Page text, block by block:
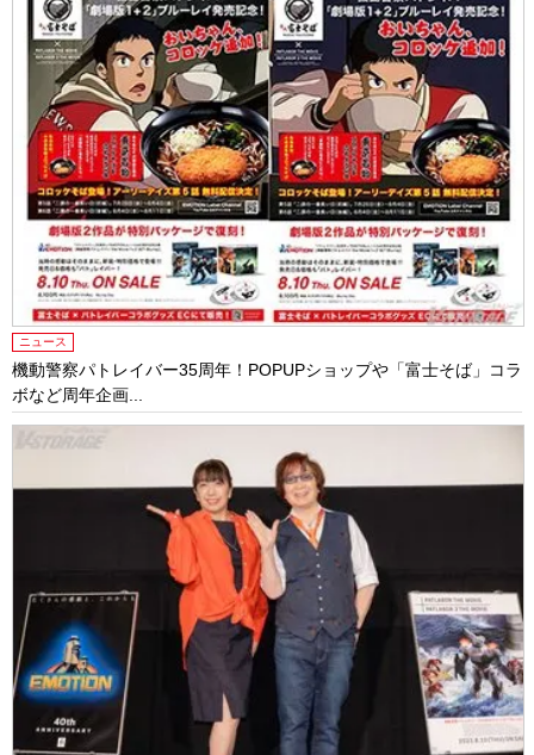
ニュース
機動警察パトレイバー35周年！POPUPショップや「富士そば」コラ
ボなど周年企画...